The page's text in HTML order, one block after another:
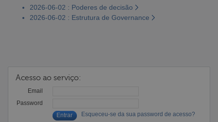
2026-06-02 : Poderes de decisão
2026-06-02 : Estrutura de Governance
Acesso ao serviço:
Email
Password
Esqueceu-se da sua password de acesso?